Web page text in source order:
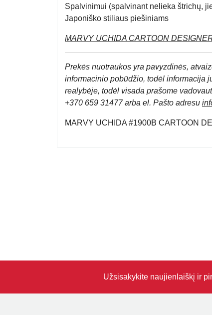
Spalvinimui (spalvinant nelieka štrichų,
Japoniško stiliaus piešiniams
MARVY UCHIDA CARTOON
Prekės nuotraukos yra pavyzdinės,
informacinio pobūdžio, todėl informacija
realybėje, todėl visada prašome
+370 659 31477 arba el. Pašto adresu
MARVY UCHIDA #1900B CARTOON
Užsisakykite naujienlaiškį ir